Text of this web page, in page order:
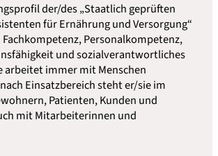
der/des „Staatlich geprüften
für Ernährung und Versorgung“
Personalkompetenz,
und sozialverantwortliches
arbeitet immer mit Menschen
Einsatzbereich steht er/sie im
Patienten, Kunden und
mit Mitarbeiterinnen und